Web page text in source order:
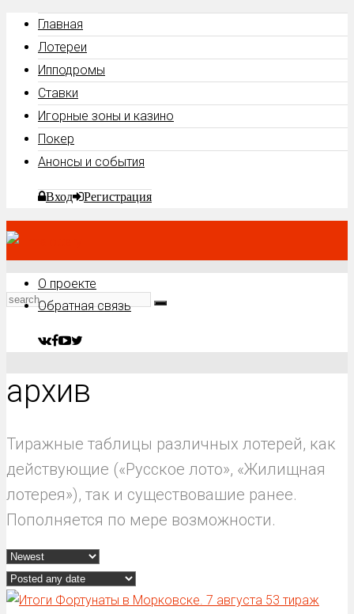
Главная
Лотереи
Ипподромы
Ставки
Игорные зоны и казино
Покер
Анонсы и события
Вход Регистрация
О проекте
Обратная связь
архив
Тиражные таблицы различных лотерей, как
действующие («Русское лото», «Жилищная
лотерея»), так и существовашие ранее.
Пополняется по мере возможности.